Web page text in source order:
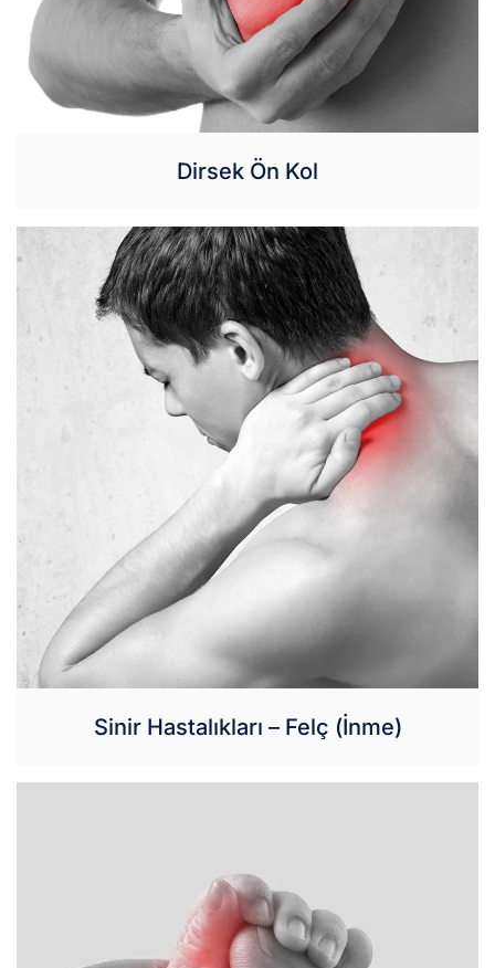
Dirsek Ön Kol
Sinir Hastalıkları – Felç (İnme)